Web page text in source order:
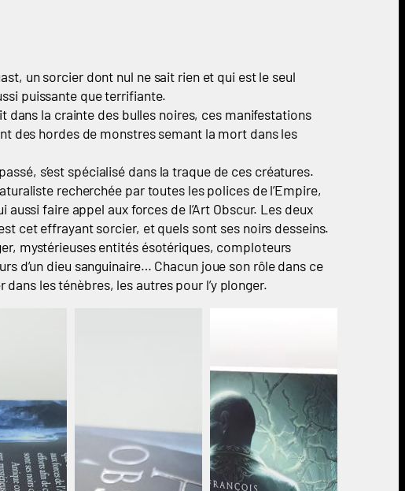
un sorcier dont nul ne sait rien et qui est le seul
puissante que terrifiante.
la crainte des bulles noires, ces manifestations
des hordes de monstres semant la mort dans les
s’est spécialisé dans la traque de ces créatures.
recherchée par toutes les polices de l’Empire,
faire appel aux forces de l’Art Obscur. Les deux
cet effrayant sorcier, et quels sont ses noirs desseins.
mystérieuses entités ésotériques, comploteurs
d’un dieu sanguinaire… Chacun joue son rôle dans ce
les ténèbres, les autres pour l’y plonger.